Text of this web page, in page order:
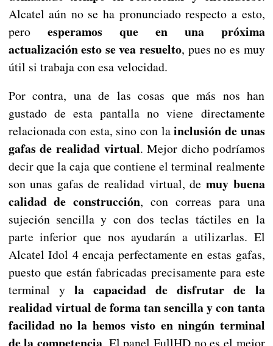
Alcatel aún no se ha pronunciado respecto a esto,
peroesperamos que en una próxima
actualización esto se vea resuelto, pues no es muy
útil si trabaja con esa velocidad.
Por contra, una de las cosas que más nos han
gustado de esta pantalla no viene directamente
relacionada con esta, sino con lainclusión de unas
gafas de realidad virtual. Mejor dicho podríamos
decir que la caja que contiene el terminal realmente
son unas gafas de realidad virtual, de muy buena
calidad de construcción, con correas para una
sujeción sencilla y con dos teclas táctiles en la
parte inferior que nos ayudarán a utilizarlas. El
Alcatel Idol 4 encaja perfectamente en estas gafas,
puesto que están fabricadas precisamente para este
terminal y la capacidad de disfrutar de la
realidad virtual de forma tan sencilla y con tanta
facilidad no la hemos visto en ningún terminal
. El panel FullHD no es el mejor